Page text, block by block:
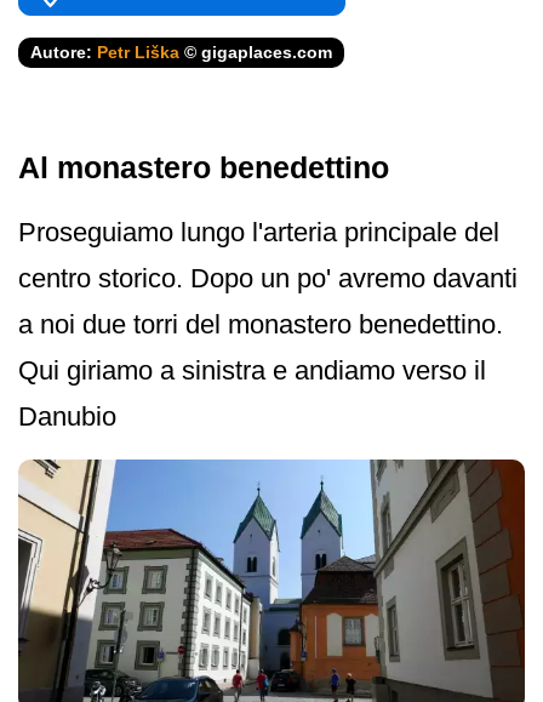
Autore: Petr Liška © gigaplaces.com
Al monastero benedettino
Proseguiamo lungo l'arteria principale del
centro storico. Dopo un po' avremo davanti
a noi due torri del monastero benedettino.
Qui giriamo a sinistra e andiamo verso il
Danubio